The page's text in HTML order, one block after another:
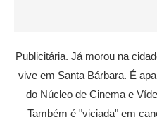
Publicitária. Já morou na
vive em Santa Bárbara. É
do Núcleo de Cinema e
Também é "viciada" em